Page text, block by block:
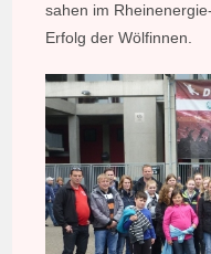
sahen im
Erfolg der Wölfinnen.